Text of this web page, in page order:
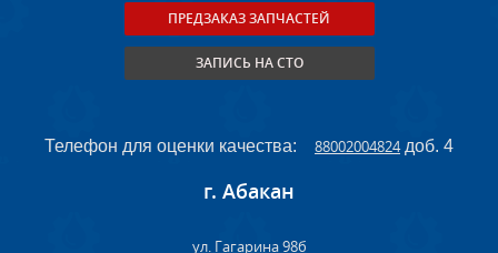
ПРЕДЗАКАЗ ЗАПЧАСТЕЙ
ЗАПИСЬ НА СТО
Телефон для оценки качества: 88002004824доб. 4
г. Абакан
ул. Гагарина 98б